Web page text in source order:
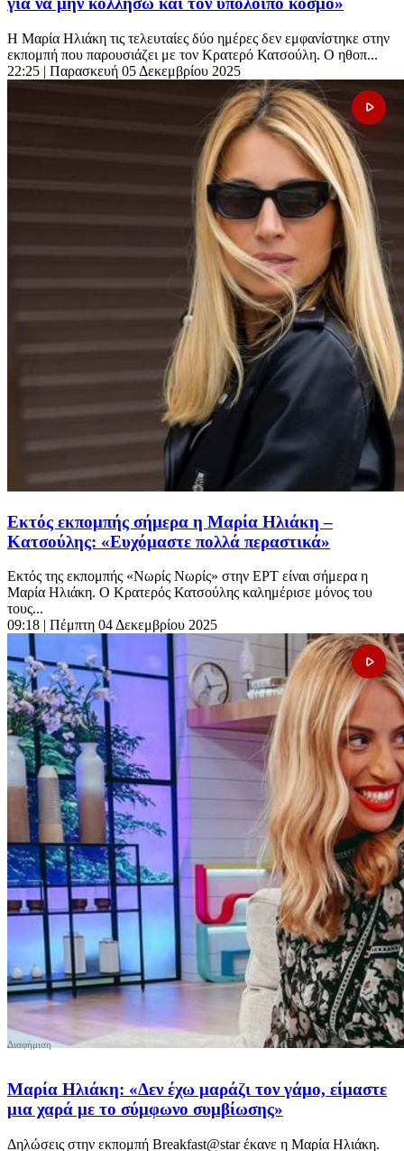
Η Μαρία Ηλιάκη τις τελευταίες δύο ημέρες δεν εμφανίστηκε στην
εκπομπή που παρουσιάζει με τον Κρατερό Κατσούλη. Ο ηθοπ...
22:25 | Παρασκευή 05 Δεκεμβρίου 2025
Εκτός εκπομπής σήμερα η Μαρία Ηλιάκη –
Κατσούλης: «Ευχόμαστε πολλά περαστικά»
Εκτός της εκπομπής «Νωρίς Νωρίς» στην ΕΡΤ είναι σήμερα η
Μαρία Ηλιάκη. Ο Κρατερός Κατσούλης καλημέρισε μόνος του
τους...
09:18 | Πέμπτη 04 Δεκεμβρίου 2025
Μαρία Ηλιάκη: «Δεν έχω μαράζι τον γάμο, είμαστε
μια χαρά με το σύμφωνο συμβίωσης»
Δηλώσεις στην εκπομπή Breakfast@star έκανε η Μαρία Ηλιάκη.